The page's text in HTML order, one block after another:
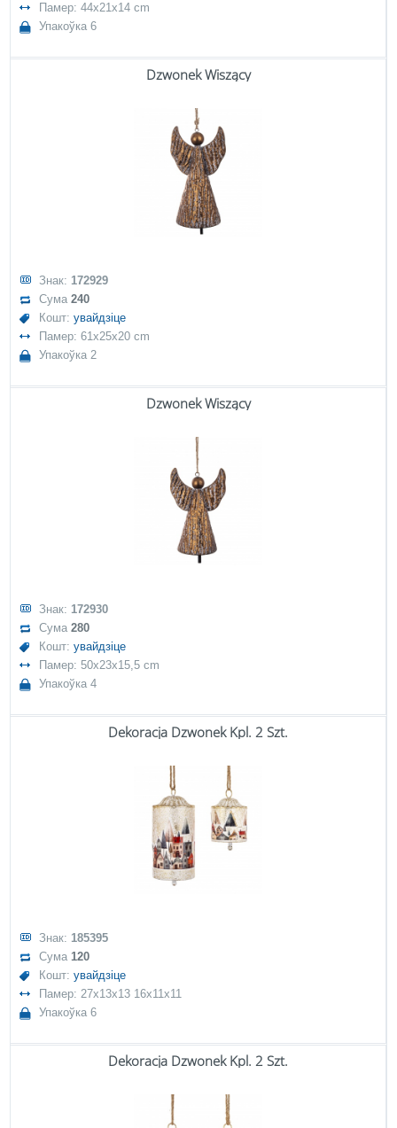
Памер: 44x21x14 cm
Упакоўка 6
Dzwonek Wiszący
Знак: 172929
Сума240
Кошт:увайдзіце
Памер: 61x25x20 cm
Упакоўка 2
Dzwonek Wiszący
Знак: 172930
Сума280
Кошт:увайдзіце
Памер: 50x23x15,5 cm
Упакоўка 4
Dekoracja Dzwonek Kpl. 2 Szt.
Знак: 185395
Сума120
Кошт:увайдзіце
Памер: 27x13x13 16x11x11
Упакоўка 6
Dekoracja Dzwonek Kpl. 2 Szt.